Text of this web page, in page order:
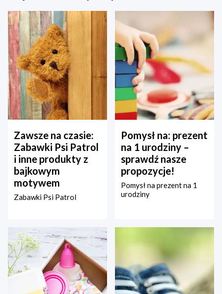
Zawsze na czasie:
Zabawki Psi Patrol
i inne produkty z
bajkowym
motywem
Zabawki Psi Patrol
Pomysł na: prezent
na 1 urodziny –
sprawdź nasze
propozycje!
Pomysł na prezent na 1
urodziny